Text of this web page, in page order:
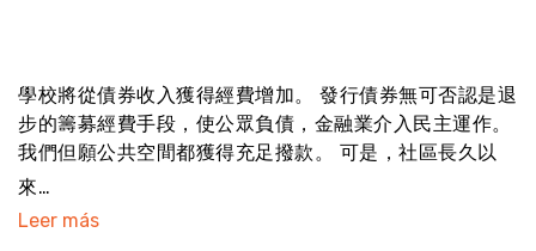
學校將從債券收入獲得經費增加。 發行債券無可否認是退
步的籌募經費手段，使公眾負債，金融業介入民主運作。
我們但願公共空間都獲得充足撥款。 可是，社區長久以
來…
Leer más